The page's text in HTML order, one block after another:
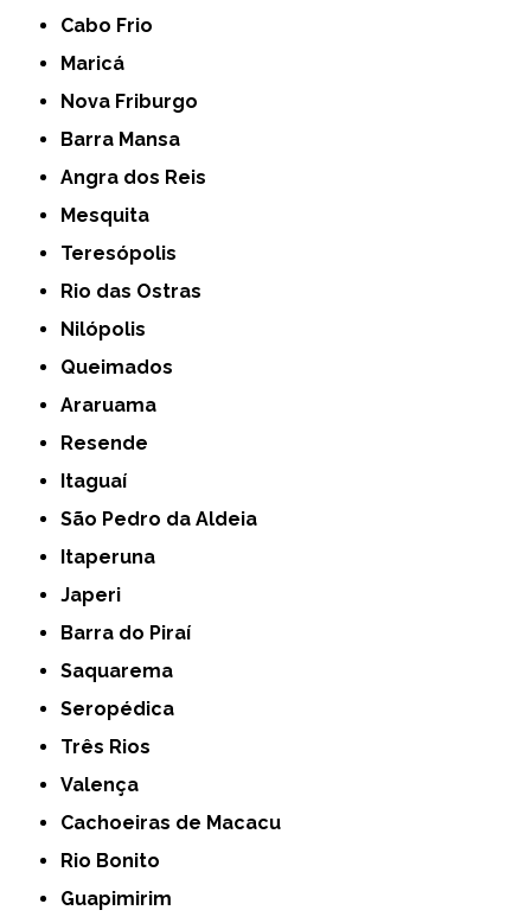
Cabo Frio
Maricá
Nova Friburgo
Barra Mansa
Angra dos Reis
Mesquita
Teresópolis
Rio das Ostras
Nilópolis
Queimados
Araruama
Resende
Itaguaí
São Pedro da Aldeia
Itaperuna
Japeri
Barra do Piraí
Saquarema
Seropédica
Três Rios
Valença
Cachoeiras de Macacu
Rio Bonito
Guapimirim